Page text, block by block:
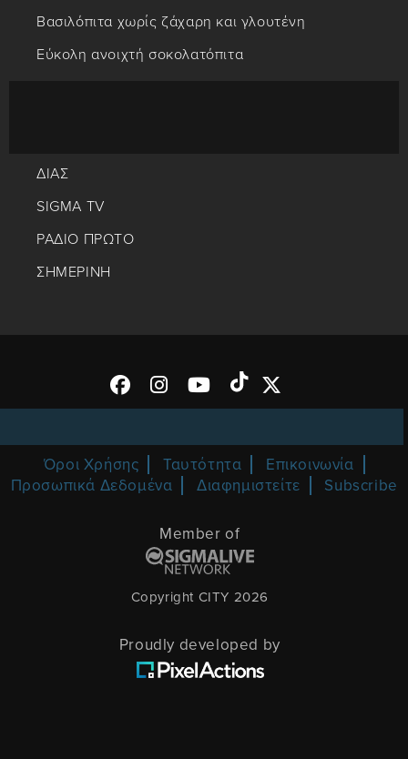
Βασιλόπιτα χωρίς ζάχαρη και γλουτένη
Εύκολη ανοιχτή σοκολατόπιτα
ΔΙΑΣ
SIGMA TV
ΡΑΔΙΟ ΠΡΩΤΟ
ΣΗΜΕΡΙΝΗ
Όροι Χρήσης Ταυτότητα
Επικοινωνία
Προσωπικά Δεδομένα
Διαφημιστείτε Subscribe
Member of
Copyright CITY 2026
Proudly developed by